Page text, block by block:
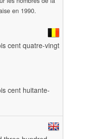
en 1990.
cent quatre-vingt
cent huitante-